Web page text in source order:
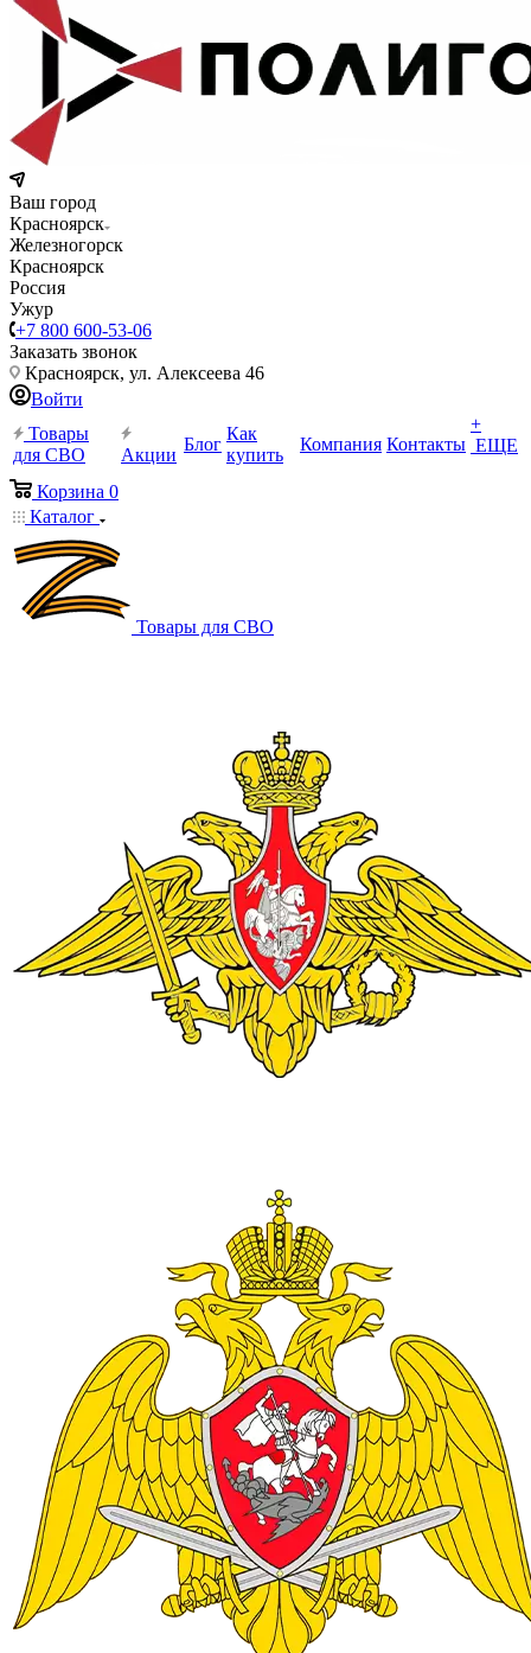
Ваш город
Красноярск
Железногорск
Красноярск
Россия
Ужур
+7 800 600-53-06
Заказать звонок
Красноярск, ул. Алексеева 46
Войти
Товары
для СВО
Акции
Блог
Как
купить
Компания Контакты
+
ЕЩЕ
Корзина 0
Каталог
Товары для СВО